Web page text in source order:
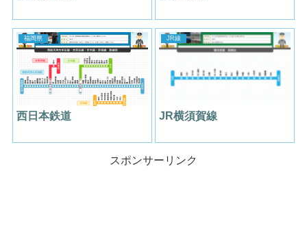
福岡県
西日本鉄道
JR線
JR横須賀線
スポンサーリンク